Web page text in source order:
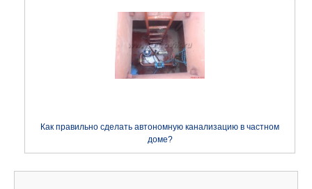
Как правильно сделать автономную канализацию в частном
доме?